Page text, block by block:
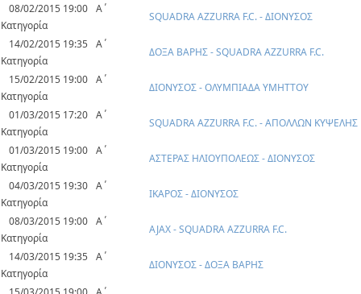
08/02/2015 19:00 Α΄
Κατηγορία
SQUADRA AZZURRA F.C. - ΔΙΟΝΥΣΟΣ
14/02/2015 19:35 Α΄
Κατηγορία
ΔΟΞΑ ΒΑΡΗΣ - SQUADRA AZZURRA F.C.
15/02/2015 19:00 Α΄
Κατηγορία
ΔΙΟΝΥΣΟΣ - ΟΛΥΜΠΙΑΔΑ ΥΜΗΤΤΟΥ
01/03/2015 17:20 Α΄
Κατηγορία
SQUADRA AZZURRA F.C. - ΑΠΟΛΛΩΝ ΚΥΨΕΛΗΣ
01/03/2015 19:00 Α΄
Κατηγορία
ΑΣΤΕΡΑΣ ΗΛΙΟΥΠΟΛΕΩΣ - ΔΙΟΝΥΣΟΣ
04/03/2015 19:30 Α΄
Κατηγορία
ΙΚΑΡΟΣ - ΔΙΟΝΥΣΟΣ
08/03/2015 19:00 Α΄
Κατηγορία
AJAX - SQUADRA AZZURRA F.C.
14/03/2015 19:35 Α΄
Κατηγορία
ΔΙΟΝΥΣΟΣ - ΔΟΞΑ ΒΑΡΗΣ